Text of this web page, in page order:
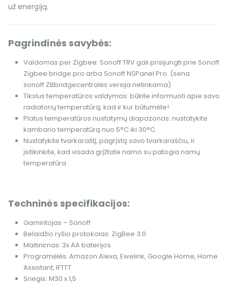
už energiją.
Pagrindinės savybės:
Valdomas per Zigbee: Sonoff TRV gali prisijungti prie Sonoff
Zigbee bridge pro arba Sonoff NSPanel Pro. (sena
sonoff ZBbridgecentralės versija netinkama)
Tikslus temperatūros valdymas: būkite informuoti apie savo
radiatorių temperatūrą, kad ir kur būtumėte!
Platus temperatūros nustatymų diapazonas: nustatykite
kambario temperatūrą nuo 5°C iki 30°C.
Nustatykite tvarkaraštį, pagrįstą savo tvarkaraščiu, ir
įsitikinkite, kad visada grįžtate namo su patogia namų
temperatūra.
Techninės specifikacijos:
Gamintojas – Sonoff
Belaidžio ryšio protokolas: ZigBee 3.0
Maitinimas: 3x AA baterijos
Programėlės: Amazon Alexa, Ewelink, Google Home, Home
Assistant, IFTTT
Sriegis: M30 x 1,5